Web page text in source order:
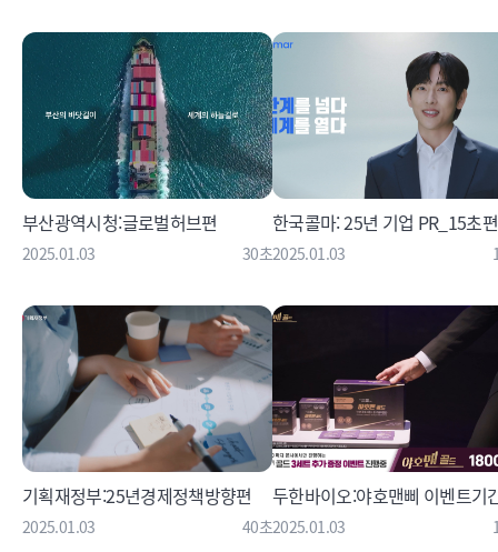
부산광역시청:글로벌허브편
2025.01.03 30초
한국콜마: 25년 기업 PR_15초편
2025.01.03
기획재정부:25년경제정책방향편
2025.01.03 40초
두한바이오:야호맨삐 이벤트기
2025.01.03